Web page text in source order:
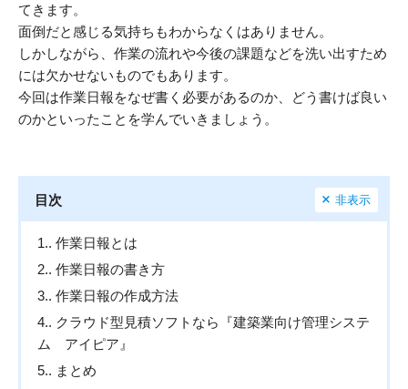
てきます。
面倒だと感じる気持ちもわからなくはありません。
しかしながら、作業の流れや今後の課題などを洗い出すため
には欠かせないものでもあります。
今回は作業日報をなぜ書く必要があるのか、どう書けば良い
のかといったことを学んでいきましょう。
目次 非表示
1. 作業日報とは
2. 作業日報の書き方
3. 作業日報の作成方法
4.
クラウド型見積ソフトなら『建築業向け管理システ
ム アイピア』
5.
まとめ